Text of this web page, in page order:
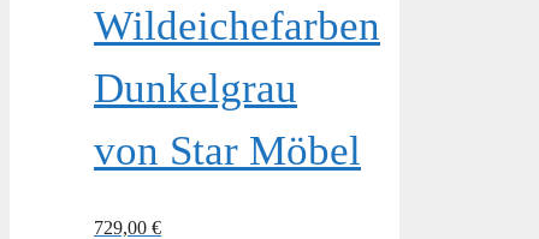
Wildeichefarben
Dunkelgrau
von Star Möbel
729,00 €